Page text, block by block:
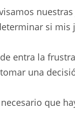
si mis
entra la
una
necesario que